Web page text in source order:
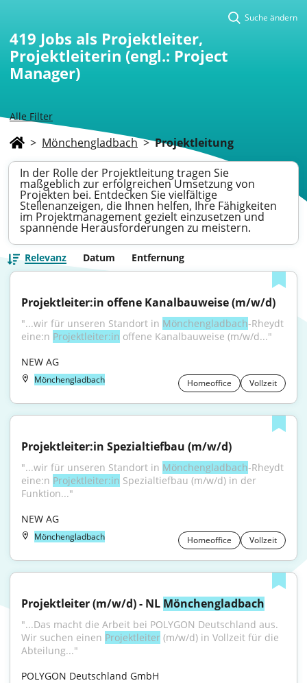
Alle Filter
Suche ändern
419 Jobs als Projektleiter,
Projektleiterin (engl.: Project
Manager)
> Mönchengladbach > Projektleitung
In der Rolle der Projektleitung tragen Sie
maßgeblich zur erfolgreichen Umsetzung von
Projekten bei. Entdecken Sie vielfältige
Stellenanzeigen, die Ihnen helfen, Ihre Fähigkeiten
im Projektmanagement gezielt einzusetzen und
spannende Herausforderungen zu meistern.
Relevanz Datum Entfernung
Projektleiter:in offene Kanalbauweise (m/w/d)
"...wir für unseren Standort in Mönchengladbach-Rheydt
eine:n Projektleiter:in offene Kanalbauweise (m/w/d..."
NEW AG
Mönchengladbach Homeoffice Vollzeit
Projektleiter:in Spezialtiefbau (m/w/d)
"...wir für unseren Standort in Mönchengladbach-Rheydt
eine:n Projektleiter:in Spezialtiefbau (m/w/d) in der
Funktion..."
NEW AG
Mönchengladbach Homeoffice Vollzeit
Projektleiter (m/w/d) - NL Mönchengladbach
"...Das macht die Arbeit bei POLYGON Deutschland aus.
Wir suchen einen Projektleiter (m/w/d) in Vollzeit für die
Abteilung..."
POLYGON Deutschland GmbH